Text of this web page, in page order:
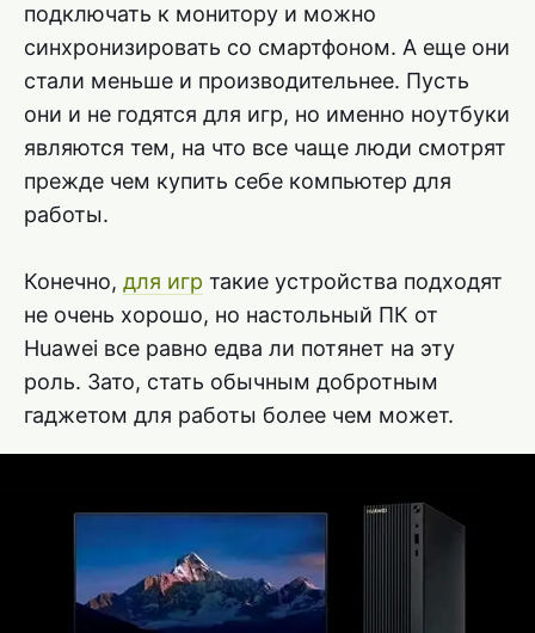
подключать к монитору и можно
синхронизировать со смартфоном. А еще они
стали меньше и производительнее. Пусть
они и не годятся для игр, но именно ноутбуки
являются тем, на что все чаще люди смотрят
прежде чем купить себе компьютер для
работы.
Конечно, для игр такие устройства подходят
не очень хорошо, но настольный ПК от
Huawei все равно едва ли потянет на эту
роль. Зато, стать обычным добротным
гаджетом для работы более чем может.